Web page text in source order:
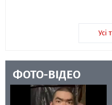
Усі
ФОТО-ВІДЕО